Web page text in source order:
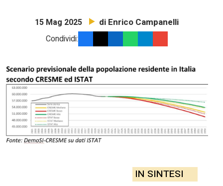
15 Mag 2025 di Enrico Campanelli
Condividi:
IN SINTESI